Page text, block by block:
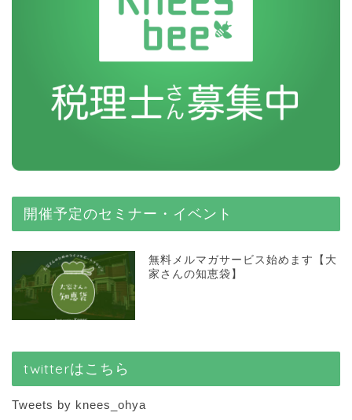
開催予定のセミナー・イベント
無料メルマガサービス始めます【大
家さんの知恵袋】
twitterはこちら
Tweets by knees_ohya